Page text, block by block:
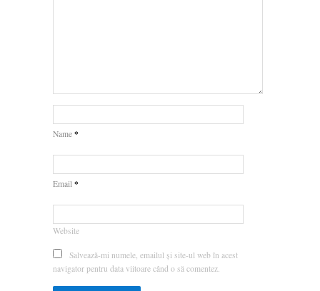
Name *
Email *
Website
Salvează-mi numele, emailul și site-ul web în acest
navigator pentru data viitoare când o să comentez.